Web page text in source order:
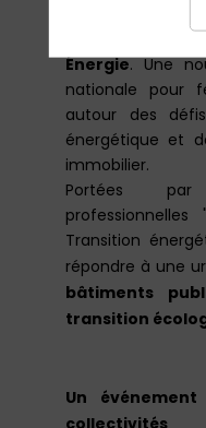
pour un
Nationales
Énergie. Une
nationale pour
autour des
énergétique et
immobilier.
Portées
Transition
répondre à une
bâtiments
transition
Un